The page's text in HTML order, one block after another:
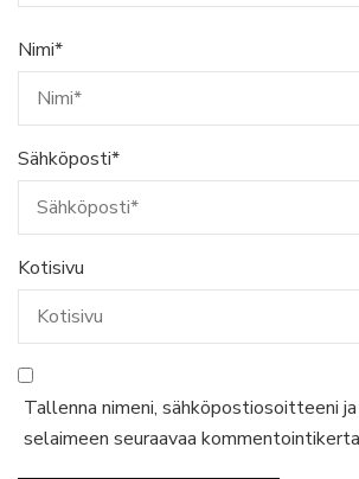
Nimi*
Sähköposti*
Kotisivu
Tallenna nimeni, sähköpostiosoitteeni
selaimeen seuraavaa